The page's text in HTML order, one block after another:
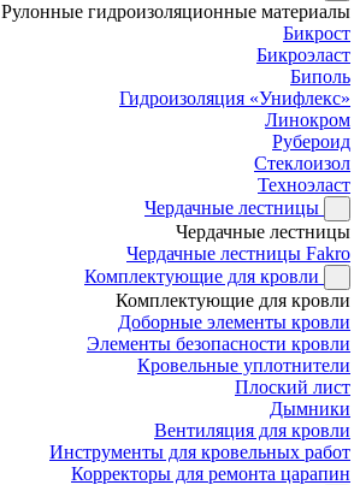
Рулонные гидроизоляционные материалы
Бикрост
Бикроэласт
Биполь
Гидроизоляция «Унифлекс»
Линокром
Рубероид
Стеклоизол
Техноэласт
Чердачные лестницы
Чердачные лестницы
Чердачные лестницы Fakro
Комплектующие для кровли
Комплектующие для кровли
Доборные элементы кровли
Элементы безопасности кровли
Кровельные уплотнители
Плоский лист
Дымники
Вентиляция для кровли
Инструменты для кровельных работ
Корректоры для ремонта царапин